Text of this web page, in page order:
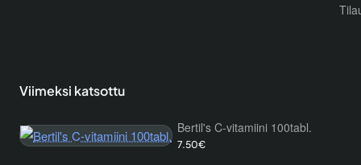
Viimeksi katsottu
Bertil's C-vitamiini 100tabl.
7.50€